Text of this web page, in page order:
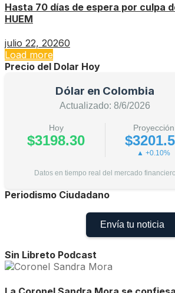
Hasta 70 días de espera por culpa
HUEM
julio 22, 20260
Load more
Precio del Dolar Hoy
Dólar en Colombia
Actualizado: 8/6/2026
Hoy
$3198.30
Proyección
▲ +0.10%
Datos en tiempo real del mercado financiero
Periodismo Ciudadano
Envía tu noticia
Sin Libreto Podcast